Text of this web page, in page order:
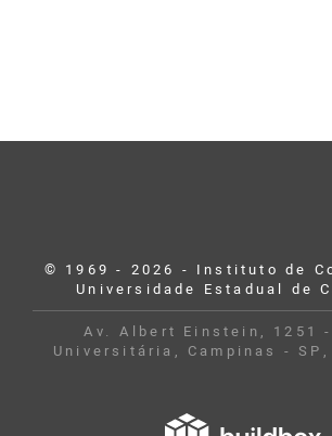
© 1969 - 2026 - Instituto de
Universidade Estadual de
Av. Albert Einstein, 1251 -
Universitária, Campinas - SP,